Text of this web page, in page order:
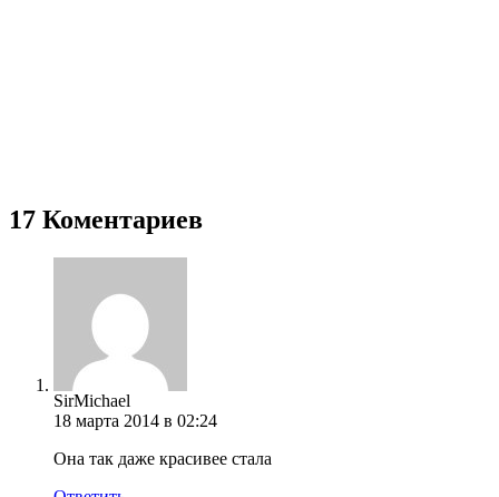
17 Коментариев
SirMichael
18 марта 2014 в 02:24
Она так даже красивее стала